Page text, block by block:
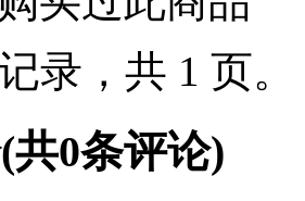
录，共 1 页。
(共0条评论)